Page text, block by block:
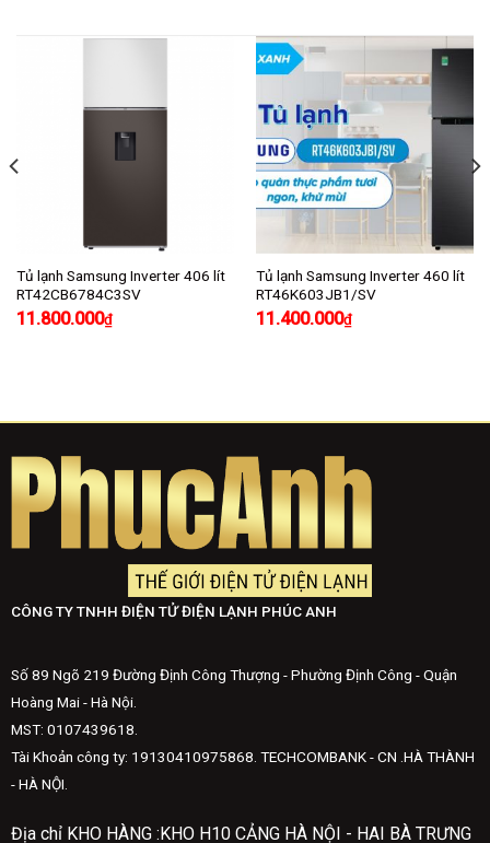
Tủ lạnh Samsung Inverter 406 lít
RT42CB6784C3SV
11.800.000₫
Tủ lạnh Samsung Inverter 460 lít
RT46K603JB1/SV
11.400.000₫
CÔNG TY TNHH ĐIỆN TỬ ĐIỆN LẠNH PHÚC ANH
Số 89 Ngõ 219 Đường Định Công Thượng - Phường Định Công - Quận
Hoàng Mai - Hà Nội.
MST: 0107439618.
Tài Khoản công ty: 19130410975868. TECHCOMBANK - CN .HÀ THÀNH
- HÀ NỘI.
Địa chỉ KHO HÀNG :KHO H10 CẢNG HÀ NỘI - HAI BÀ TRƯNG